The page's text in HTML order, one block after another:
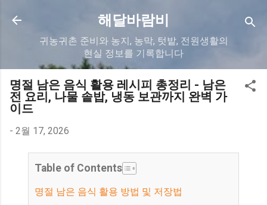
기본 콘텐츠로 건너뛰기
해달바람비
귀농귀촌 준비와 농지, 농막, 텃밭, 전원생활의
현실 정보를 기록합니다
명절 남은 음식 활용 레시피 총정리 - 남은
전 요리, 나물 솥밥, 냉동 보관까지 완벽 가
이드
- 2월 17, 2026
Table of Contents
명절 남은 음식 활용 방법 및 저장법